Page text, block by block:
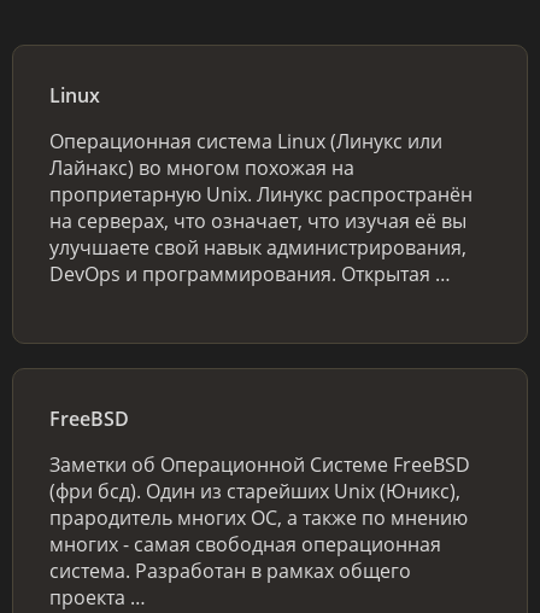
Linux
Операционная система Linux (Линукс или
Лайнакс) во многом похожая на
проприетарную Unix. Линукс распространён
на серверах, что означает, что изучая её вы
улучшаете свой навык администрирования,
DevOps и программирования. Открытая …
FreeBSD
Заметки об Операционной Системе FreeBSD
(фри бсд). Один из старейших Unix (Юникс),
прародитель многих ОС, а также по мнению
многих - самая свободная операционная
система. Разработан в рамках общего
проекта …